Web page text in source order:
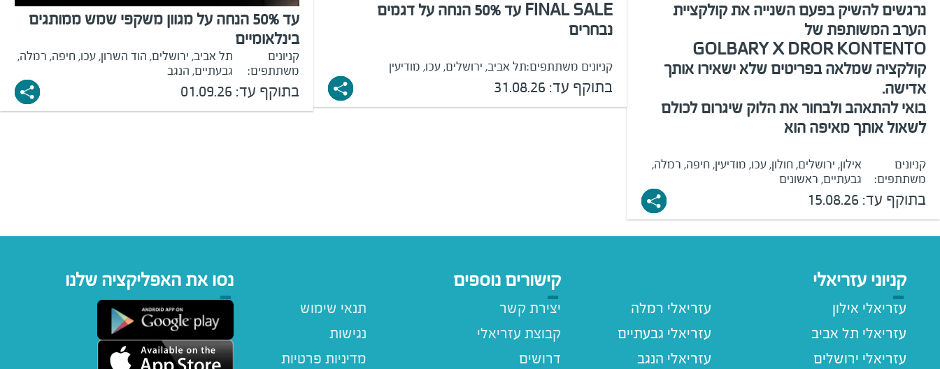
נרגשים להשיק בפעם השנייה את קולקציית
הערב המשותפת של
GOLBARY X DROR KONTENTO
קולקציה שמלאה בפריטים שלא ישאירו אותך
אדישה.
בואי להתאהב ולבחור את הלוק שיגרום לכולם
לשאול אותך מאיפה הוא
קניונים
משתתפים:
אילון, ירושלים, חולון, עכו, מודיעין, חיפה, רמלה,
גבעתיים, ראשונים
בתוקף עד: 15.08.26
FINAL SALE עד 50% הנחה על דגמים
נבחרים
קניונים משתתפים:תל אביב, ירושלים, עכו, מודיעין
בתוקף עד: 31.08.26
עד 50% הנחה על מגוון משקפי שמש ממותגים
בינלאומיים
קניונים
משתתפים:
תל אביב, ירושלים, הוד השרון, עכו, חיפה, רמלה,
גבעתיים, הנגב
בתוקף עד: 01.09.26
קניוני עזריאלי
עזריאלי אילון
עזריאלי תל אביב
עזריאלי ירושלים
עזריאלי רמלה
עזריאלי גבעתיים
עזריאלי הנגב
קישורים נוספים
תנאי שימוש
נגישות
מדיניות פרטיות
יצירת קשר
קבוצת עזריאלי
דרושים
נסו את האפליקציה שלנו